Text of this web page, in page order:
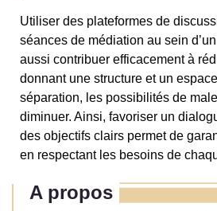
Utiliser des plateformes de
séances de médiation au sein
aussi contribuer efficacement à
donnant une structure et un
séparation, les possibilités de
diminuer. Ainsi, favoriser un
des objectifs clairs permet de
en respectant les besoins de
A propos